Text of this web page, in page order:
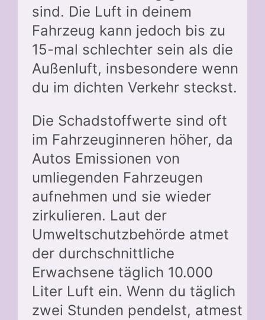
sind. Die Luft in deinem
Fahrzeug kann jedoch bis zu
15-mal schlechter sein als die
Außenluft, insbesondere wenn
du im dichten Verkehr steckst.
Die Schadstoffwerte sind oft
im Fahrzeuginneren höher, da
Autos Emissionen von
umliegenden Fahrzeugen
aufnehmen und sie wieder
zirkulieren. Laut der
Umweltschutzbehörde atmet
der durchschnittliche
Erwachsene täglich 10.000
Liter Luft ein. Wenn du täglich
zwei Stunden pendelst, atmest